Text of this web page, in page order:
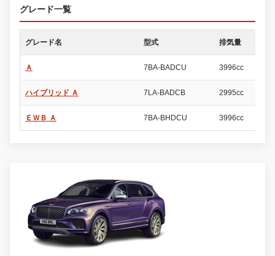
グレード一覧
グレード名 型式 排気量
Ａ 7BA-BADCU 3996cc
ハイブリッド Ａ 7LA-BADCB 2995cc
ＥＷＢ Ａ 7BA-BHDCU 3996cc